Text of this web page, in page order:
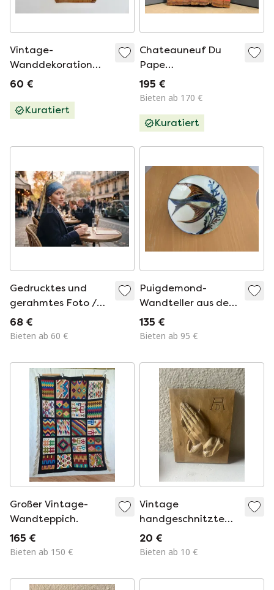
Vintage-
Wanddekoration
aus asiatischem
60 €
Kuratiert
Chateauneuf Du
Pape
Wanddekoration,
1950er Jahre
195 €
Bieten ab 170 €
Kuratiert
Gedrucktes und
gerahmtes Foto /
Limitierte Auflage /
Mädchen mit
/ Dekorativer
Rahmen
68 €
Bieten ab 60 €
Puigdemond-
Wandteller aus den
1960er Jahren
135 €
Bieten ab 95 €
Großer Vintage-
Wandteppich.
165 €
Bieten ab 150 €
Vintage
handgeschnitzte
betende Hände von
Albrecht Dürer
20 €
Bieten ab 10 €